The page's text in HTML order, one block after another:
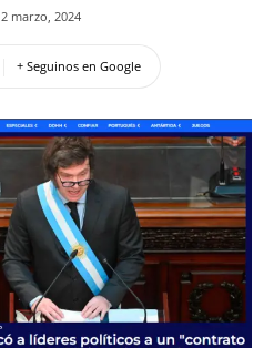
2 marzo, 2024
+ Seguinos en Google